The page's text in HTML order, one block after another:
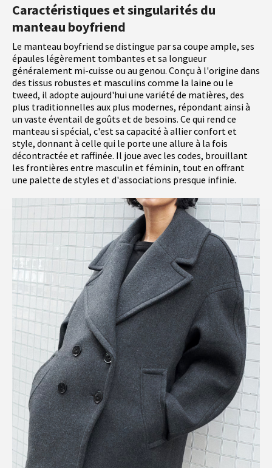
Caractéristiques et singularités du
manteau boyfriend
Le manteau boyfriend se distingue par sa coupe ample, ses
épaules légèrement tombantes et sa longueur
généralement mi-cuisse ou au genou. Conçu à l'origine dans
des tissus robustes et masculins comme la laine ou le
tweed, il adopte aujourd'hui une variété de matières, des
plus traditionnelles aux plus modernes, répondant ainsi à
un vaste éventail de goûts et de besoins. Ce qui rend ce
manteau si spécial, c'est sa capacité à allier confort et
style, donnant à celle qui le porte une allure à la fois
décontractée et raffinée. Il joue avec les codes, brouillant
les frontières entre masculin et féminin, tout en offrant
une palette de styles et d'associations presque infinie.